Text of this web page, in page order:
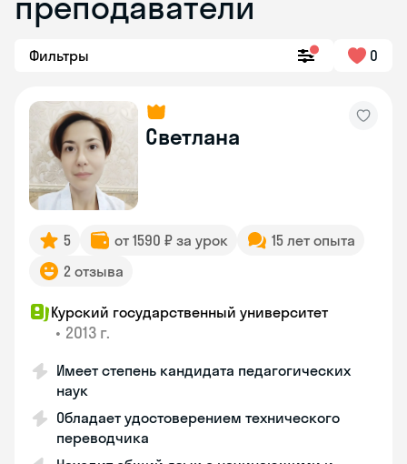
Фильтры 0
Светлана
5 от 1590 ₽ за урок
15 лет опыта
2 отзыва
Курский государственный университет
• 2013 г.
Имеет степень кандидата педагогических
наук
Обладает удостоверением технического
переводчика